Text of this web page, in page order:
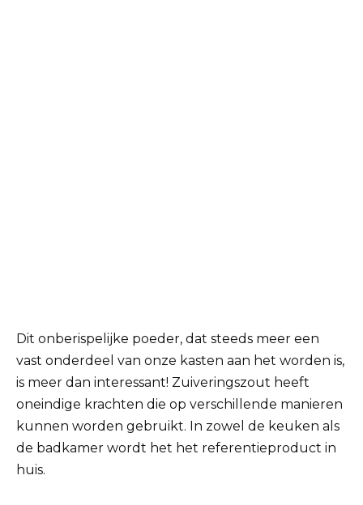
Dit onberispelijke poeder, dat steeds meer een
vast onderdeel van onze kasten aan het worden is,
is meer dan interessant! Zuiveringszout heeft
oneindige krachten die op verschillende manieren
kunnen worden gebruikt. In zowel de keuken als
de badkamer wordt het het referentieproduct in
huis.